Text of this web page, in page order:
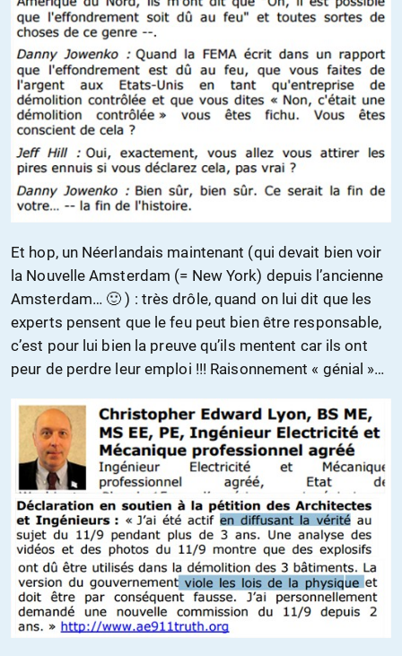
Et hop, un Néerlandais maintenant (qui devait bien voir
la Nouvelle Amsterdam (= New York) depuis l’ancienne
Amsterdam… 🙂 ) : très drôle, quand on lui dit que les
experts pensent que le feu peut bien être responsable,
c’est pour lui bien la preuve qu’ils mentent car ils ont
peur de perdre leur emploi !!! Raisonnement « génial »…